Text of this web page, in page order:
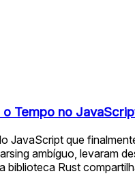
Tempo no
JavaScript que
ambíguo, levaram
Rust